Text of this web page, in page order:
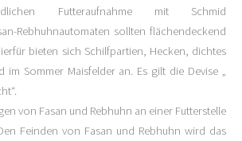
Futteraufnahme mit Schmid
Rebhuhnautomaten sollten flächendeckend
bieten sich Schilfpartien, Hecken, dichtes
im Sommer Maisfelder an. Es gilt die Devise „
von Fasan und Rebhuhn an einer Futterstelle
Feinden von Fasan und Rebhuhn wird das